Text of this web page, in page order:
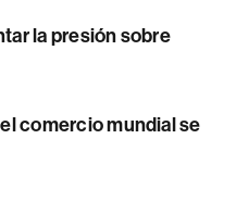
la presión sobre
comercio mundial se